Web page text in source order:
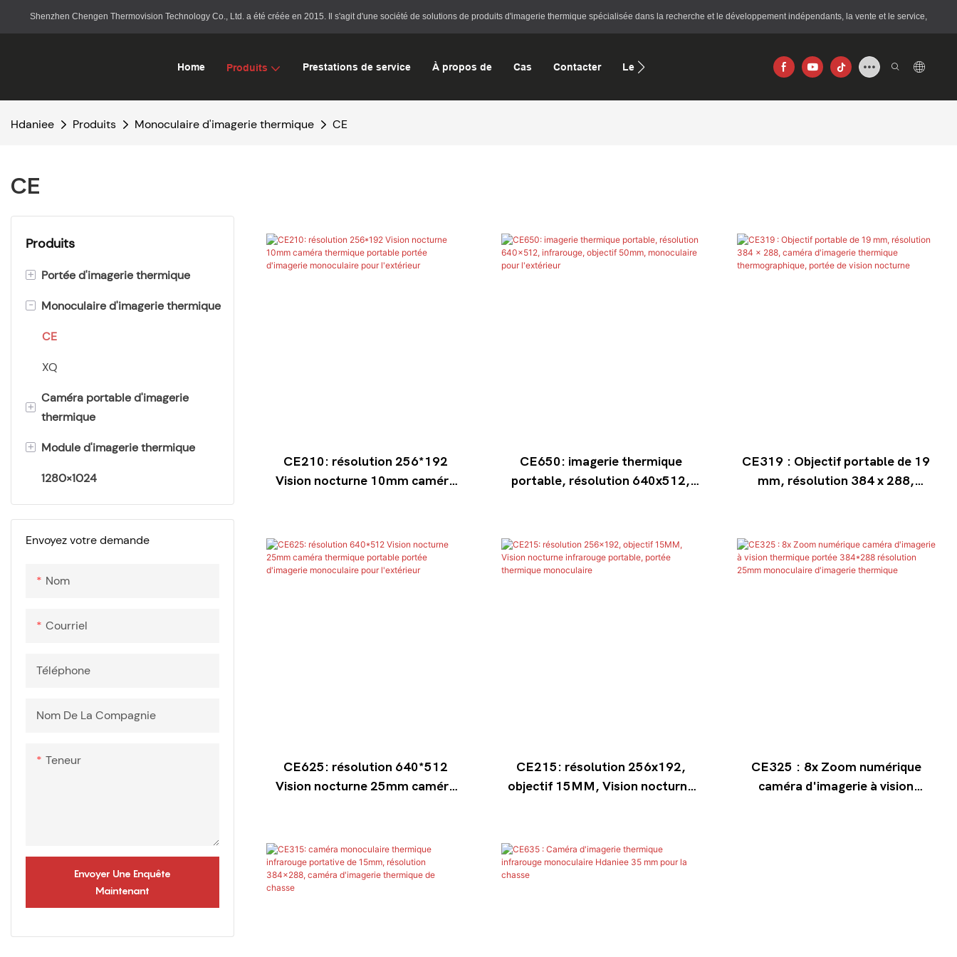
Shenzhen Chengen Thermovision Technology Co., Ltd. a été créée en 2015. Il s'agit d'une société de solutions de produits d'imagerie thermique spécialisée dans la recherche et le développement indépendants, la vente et le service,
Home Produits Prestations de service À propos de Cas Contacter Le journal 640×512
Hdaniee Produits Monoculaire d'imagerie thermique CE
CE
Produits
+ Portée d'imagerie thermique
ZS
TK
- Monoculaire d'imagerie thermique
CE
XQ
+
Caméra portable d'imagerie
thermique
JG
XY
XQ
+ Module d'imagerie thermique
CV
UV
AV
MINI 2
1280×1024
Envoyez votre demande
Nom
Courriel
Téléphone
Nom De La Compagnie
Teneur
Envoyer Une Enquête
Maintenant
CE210: résolution 256*192
Vision nocturne 10mm caméra
l'extérieur
CE650: imagerie thermique
portable, résolution 640x512,
CE319 : Objectif portable de 19
mm, résolution 384 x 288,
vision nocturne
CE625: résolution 640*512
Vision nocturne 25mm caméra
l'extérieur
CE215: résolution 256x192,
objectif 15MM, Vision nocturne
CE325 : 8x Zoom numérique
caméra d'imagerie à vision